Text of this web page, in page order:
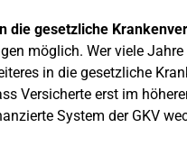
die gesetzliche
möglich. Wer viele
in die gesetzliche
Versicherte erst im
System der GKV